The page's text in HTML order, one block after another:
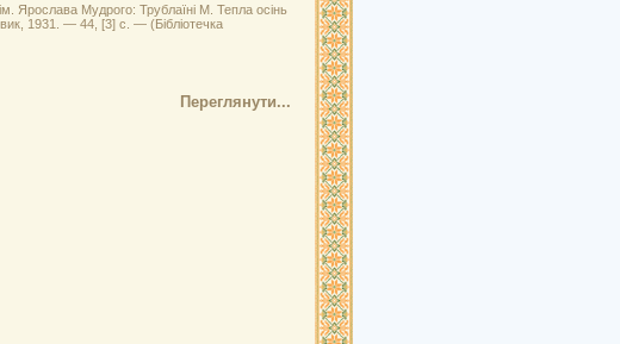
Ярослава Мудрого: Трублаїні М. Тепла осінь
1931. — 44, [3] с. — (Бібліотечка
Переглянути...